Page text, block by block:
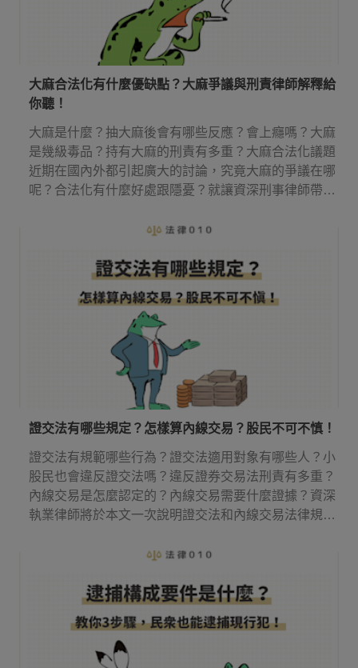
大麻合法化有什麼優缺點？大麻爭議與刑責律師解釋給
你聽！
大麻是什麼？抽大麻後會有哪些反應？會上癮嗎？大麻
是幾級毒品？持有大麻的刑責有多重？大麻合法化議題
近期在國內外都引起廣大的討論，究竟大麻的爭議在哪
呢？合法化有什麼好處跟隱憂？就讓資深刑事律師帶你
證交法有哪些規定？怎樣算內線交易？股民不可不慎！
證交法有規範哪些行為？證交法適用對象有哪些人？小
股民也會違反證交法嗎？違反證券交易法刑責有多重？
內線交易是怎麼認定的？內線交易需要什麼證據？資深
執業律師將於本文一次說明證交法和內線交易法律規